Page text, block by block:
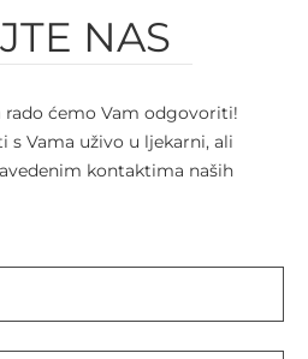
NAS
ćemo Vam odgovoriti!
s Vama uživo u ljekarni, ali
kontaktima naših